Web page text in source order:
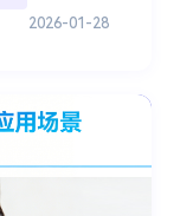
2026-01-28